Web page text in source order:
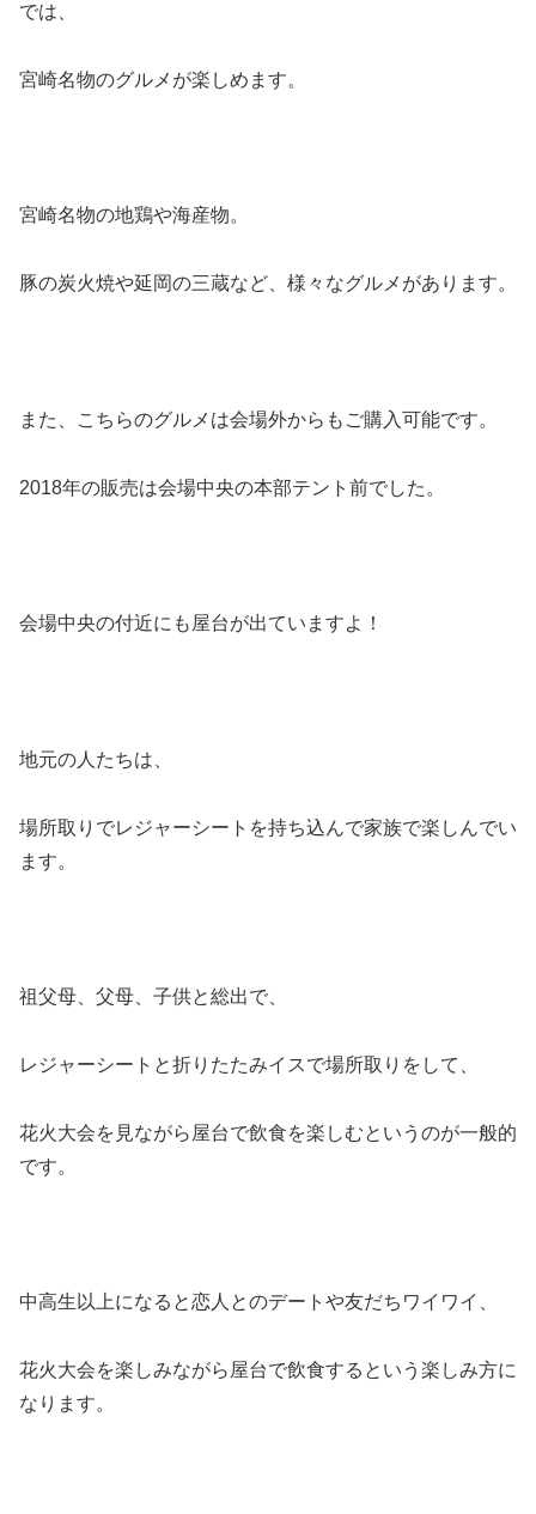
では、
宮崎名物のグルメが楽しめます。
宮崎名物の地鶏や海産物。
豚の炭火焼や延岡の三蔵など、様々なグルメがあります。
また、こちらのグルメは会場外からもご購入可能です。
2018年の販売は会場中央の本部テント前でした。
会場中央の付近にも屋台が出ていますよ！
地元の人たちは、
場所取りでレジャーシートを持ち込んで家族で楽しんでい
ます。
祖父母、父母、子供と総出で、
レジャーシートと折りたたみイスで場所取りをして、
花火大会を見ながら屋台で飲食を楽しむというのが一般的
です。
中高生以上になると恋人とのデートや友だちワイワイ、
花火大会を楽しみながら屋台で飲食するという楽しみ方に
なります。